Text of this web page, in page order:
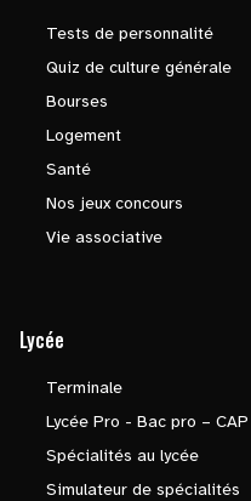
Tests de personnalité
Quiz de culture générale
Bourses
Logement
Santé
Nos jeux concours
Vie associative
Lycée
Terminale
Lycée Pro - Bac pro – CAP
Spécialités au lycée
Simulateur de spécialités